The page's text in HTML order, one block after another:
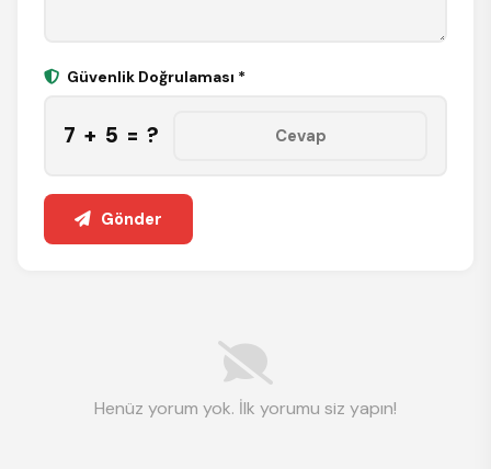
Güvenlik Doğrulaması *
7 + 5 = ?
Gönder
Henüz yorum yok. İlk yorumu siz yapın!